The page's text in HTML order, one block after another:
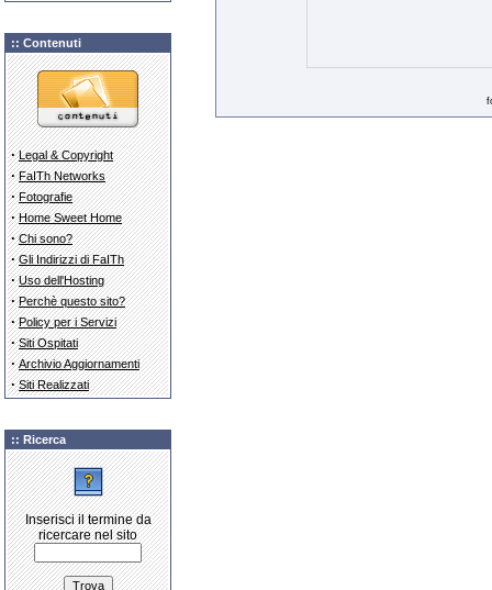
:: Contenuti
· Legal & Copyright
· FaITh Networks
· Fotografie
· Home Sweet Home
· Chi sono?
· Gli Indirizzi di FaITh
· Uso dell'Hosting
· Perchè questo sito?
· Policy per i Servizi
· Siti Ospitati
· Archivio Aggiornamenti
· Siti Realizzati
:: Ricerca
Inserisci il termine da
ricercare nel sito